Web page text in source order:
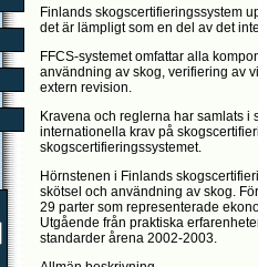
Finlands skogscertifieringssystem
det är lämpligt som en del av det
FFCS-systemet omfattar alla
användning av skog, verifiering av
extern revision.
Kravena och reglerna har samlats
internationella krav på
skogscertifieringssystemet.
Hörnstenen i Finlands
skötsel och användning av skog.
29 parter som representerade
Utgående från praktiska
standarder årena 2002-2003.